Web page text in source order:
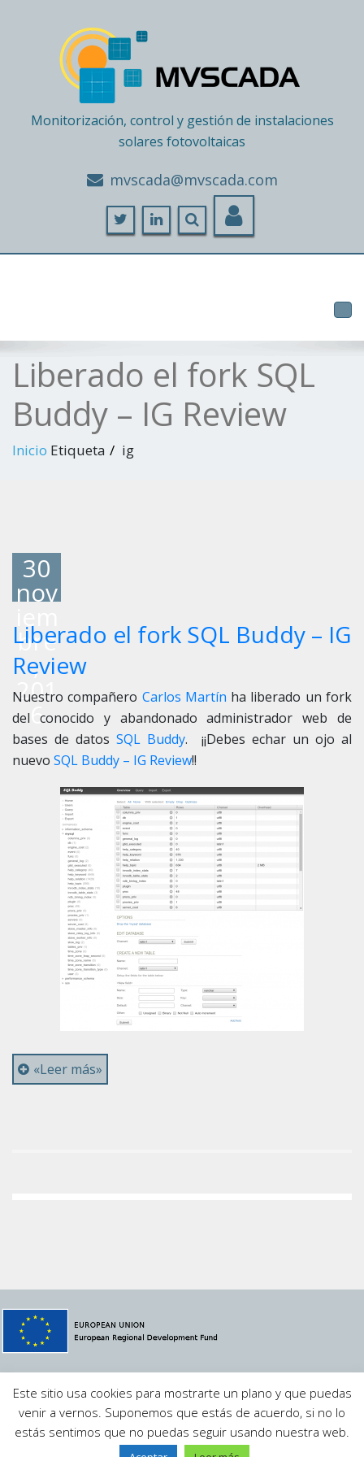
Monitorización, control y gestión de instalaciones
solares fotovoltaicas
moc.adacsvm@adacsvm
Liberado el fork SQL
Buddy – IG Review
Inicio Etiqueta ig
30
nov
bre
,
201
6
Liberado el fork SQL Buddy – IG
Review
Nuestro compañero Carlos Martín ha liberado un fork
del conocido y abandonado administrador web de
bases de datosSQL Buddy. ¡¡Debes echar un ojo al
nuevo SQL Buddy – IG Review!!
«Leer más»
© 2021 Megavatio Proyectos S.L.MVSCADA· Aviso Legal·
Política de Privacidad·Contacto
Este sitio usa cookies para mostrarte un plano y que puedas
venir a vernos. Suponemos que estás de acuerdo, si no lo
estás sentimos que no puedas seguir usando nuestra web.